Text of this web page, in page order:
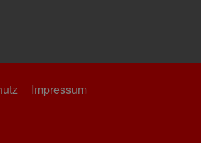
Impressum